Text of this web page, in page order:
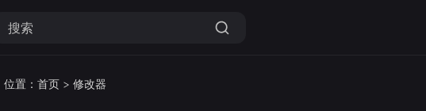
位置： 首页 > 修改器